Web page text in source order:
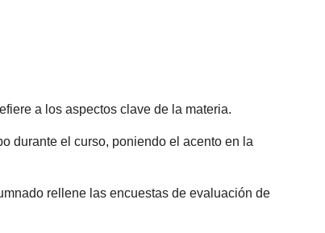
a los aspectos clave de la materia.
durante el curso, poniendo el acento en la
rellene las encuestas de evaluación de